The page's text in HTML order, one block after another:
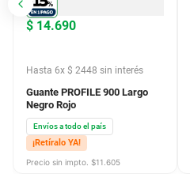
$ 14.690
Hasta 6x $ 2448 sin interés
Guante PROFILE 900 Largo
Negro Rojo
Envíos a todo el país
¡Retíralo YA!
Precio sin impto. $11.605